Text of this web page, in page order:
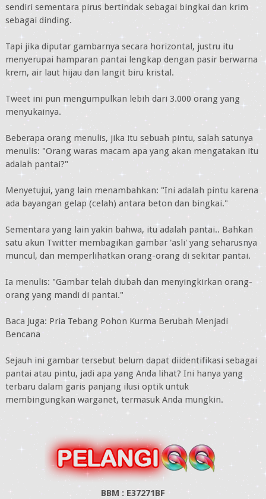
sendiri sementara pirus bertindak sebagai bingkai dan krim
sebagai dinding.
Tapi jika diputar gambarnya secara horizontal, justru itu
menyerupai hamparan pantai lengkap dengan pasir berwarna
krem, air laut hijau dan langit biru kristal.
Tweet ini pun mengumpulkan lebih dari 3.000 orang yang
menyukainya.
Beberapa orang menulis, jika itu sebuah pintu, salah satunya
menulis: "Orang waras macam apa yang akan mengatakan itu
adalah pantai?"
Menyetujui, yang lain menambahkan: "Ini adalah pintu karena
ada bayangan gelap (celah) antara beton dan bingkai."
Sementara yang lain yakin bahwa, itu adalah pantai.. Bahkan
satu akun Twitter membagikan gambar 'asli' yang seharusnya
muncul, dan memperlihatkan orang-orang di sekitar pantai.
Ia menulis: "Gambar telah diubah dan menyingkirkan orang-
orang yang mandi di pantai."
Baca Juga: Pria Tebang Pohon Kurma Berubah Menjadi
Bencana
Sejauh ini gambar tersebut belum dapat diidentifikasi sebagai
pantai atau pintu, jadi apa yang Anda lihat? Ini hanya yang
terbaru dalam garis panjang ilusi optik untuk
membingungkan warganet, termasuk Anda mungkin.
BBM : E37271BF